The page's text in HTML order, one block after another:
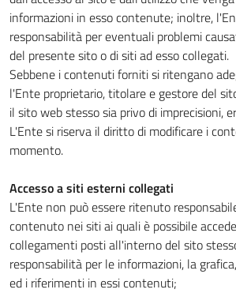
informazioni in esso contenute; inoltre,
responsabilità per eventuali problemi
del presente sito o di siti ad esso collegati.
Sebbene i contenuti forniti si ritengano
l'Ente proprietario, titolare e gestore del
il sito web stesso sia privo di imprecisioni,
L'Ente si riserva il diritto di modificare i
momento.
Accesso a siti esterni collegati
L'Ente non può essere ritenuto
contenuto nei siti ai quali è possibile
collegamenti posti all'interno del sito
responsabilità per le informazioni, la
ed i riferimenti in essi contenuti;